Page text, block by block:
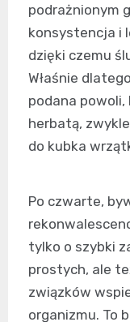
podrażnionym
konsystencja i
dzięki czemu
Właśnie
podana powoli,
herbatą,
do kubka
Po czwarte,
tylko o szybki
prostych, ale
związków
organizmu. To